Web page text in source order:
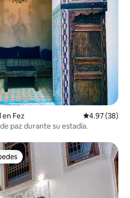
Fez Calificación
4.97 (38)
paz durante su estadía.
preferido